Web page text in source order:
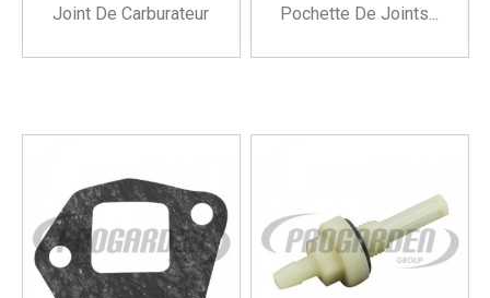
Joint De Carburateur Pochette De Joints...